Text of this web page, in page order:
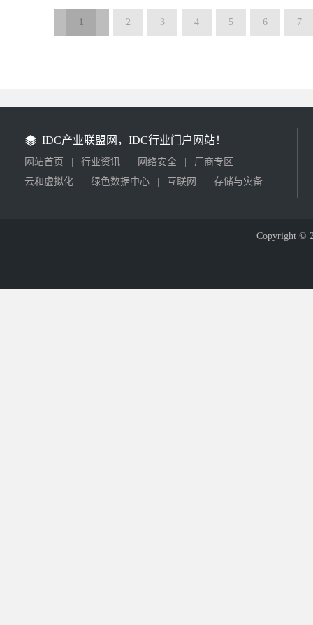
1 2 3 4 5 6 7
IDC产业联盟网，IDC行业门户网站！
网站首页 行业资讯 网络安全
厂商专区
云和虚拟化
绿色数据中心 互联网 存储与灾备
Copyright ©